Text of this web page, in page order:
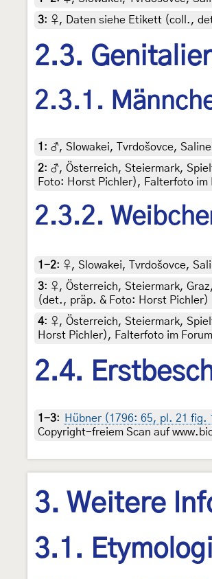
3: ♀, Daten siehe Etikett (coll.,
2.3.
2.3.1.
1 : ♂, Slowakei, Tvrdošovce,
2: ♂, Österreich, Steiermark,
Foto: Horst Pichler), Falterfoto im
2.3.2.
1-2: ♀, Slowakei, Tvrdošovce,
3: ♀, Österreich, Steiermark,
(det., präp. & Foto: Horst Pichler)
4: ♀, Österreich, Steiermark,
Horst Pichler), Falterfoto im Forum
2.4.
1-3: Hübner (1796: 65, pl. 21 fig.
Copyright-freiem Scan auf
3. Weitere
3.1.